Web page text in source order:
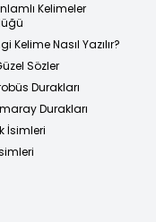
Kelimeler
Kelime Nasıl Yazılır?
Sözler
Durakları
Durakları
İsimleri